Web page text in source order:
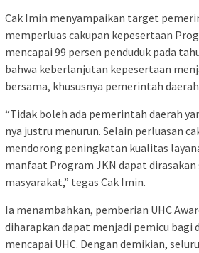
Cak Imin menyampaikan target
memperluas cakupan kepesertaan
mencapai 99 persen penduduk pada
bahwa keberlanjutan kepesertaan
bersama, khususnya pemerintah
“Tidak boleh ada pemerintah daerah
nya justru menurun. Selain perluasan
mendorong peningkatan kualitas
manfaat Program JKN dapat
masyarakat,” tegas Cak Imin.
Ia menambahkan, pemberian UHC
diharapkan dapat menjadi pemicu bagi
mencapai UHC. Dengan demikian,